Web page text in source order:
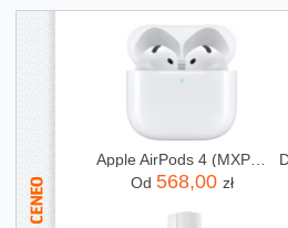
Apple AirPods 4 (MXP63ZM/A)
Od 568,00 zł